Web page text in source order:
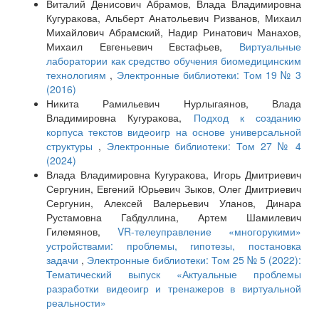
Виталий Денисович Абрамов, Влада Владимировна
Кугуракова, Альберт Анатольевич Ризванов, Михаил
Михайлович Абрамский, Надир Ринатович Манахов,
Михаил Евгеньевич Евстафьев, Виртуальные
лаборатории как средство обучения биомедицинским
технологиям , Электронные библиотеки: Том 19 № 3
(2016)
Никита Рамильевич Нурлыгаянов, Влада
Владимировна Кугуракова, Подход к созданию
корпуса текстов видеоигр на основе универсальной
структуры , Электронные библиотеки: Том 27 № 4
(2024)
Влада Владимировна Кугуракова, Игорь Дмитриевич
Сергунин, Евгений Юрьевич Зыков, Олег Дмитриевич
Сергунин, Алексей Валерьевич Уланов, Динара
Рустамовна Габдуллина, Артем Шамилевич
Гилемянов, VR-телеуправление «многорукими»
устройствами: проблемы, гипотезы, постановка
задачи , Электронные библиотеки: Том 25 № 5 (2022):
Тематический выпуск «Актуальные проблемы
разработки видеоигр и тренажеров в виртуальной
реальности»